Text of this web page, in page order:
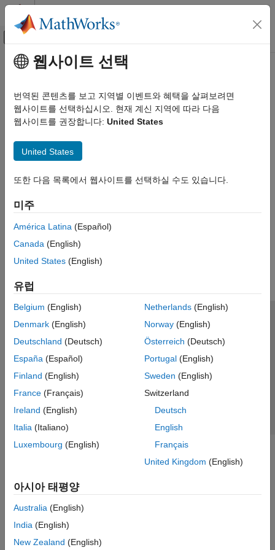
콘텐츠로 바로 가기
오프캔버스 탐색 메뉴 토글
문서 홈
주요 콘텐츠
웹사이트 선택
번역된 콘텐츠를 보고 지역별 이벤트와 혜택을 살펴보려면
웹사이트를 선택하십시오. 현재 계신 지역에 따라 다음
웹사이트를 권장합니다: United States
United States
또한 다음 목록에서 웹사이트를 선택하실 수도 있습니다.
미주
América Latina (Español)
Canada (English)
United States (English)
유럽
Belgium (English)
Denmark (English)
Deutschland (Deutsch)
España (Español)
Finland (English)
France (Français)
Ireland (English)
Italia (Italiano)
Luxembourg (English)
Netherlands(English)
Norway(English)
Österreich (Deutsch)
Portugal(English)
Sweden (English)
Switzerland
Deutsch
English
Français
United Kingdom (English)
아시아 태평양
Australia (English)
India (English)
New Zealand (English)
신뢰 센터 등록 상표 개인정보 취급방침
불법 복제 방지
애플리케이션 상태
© 1994-2026 The MathWorks, Inc.